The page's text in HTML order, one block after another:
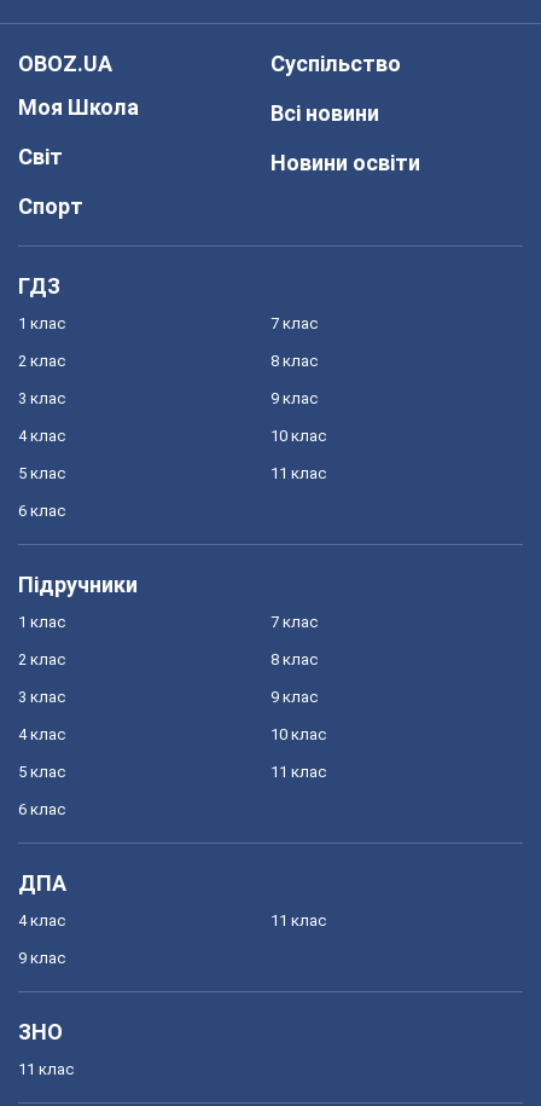
OBOZ.UA
Моя Школа
Світ
Спорт
Суспільство
Всі новини
Новини освіти
ГДЗ
1 клас
2 клас
3 клас
4 клас
5 клас
6 клас
7 клас
8 клас
9 клас
10 клас
11 клас
Підручники
1 клас
2 клас
3 клас
4 клас
5 клас
6 клас
7 клас
8 клас
9 клас
10 клас
11 клас
ДПА
4 клас
9 клас
11 клас
ЗНО
11 клас